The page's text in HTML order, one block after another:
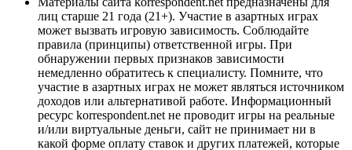
лиц старше 21 года (21+). Участие в азартных играх
может вызвать игровую зависимость. Соблюдайте
правила (принципы) ответственной игры. При
обнаружении первых признаков зависимости
немедленно обратитесь к специалисту. Помните, что
участие в азартных играх не может являться источником
доходов или альтернативой работе. Информационный
ресурс korrespondent.net не проводит игры на реальные
и/или виртуальные деньги, сайт не принимает ни в
какой форме оплату ставок и других платежей, которые